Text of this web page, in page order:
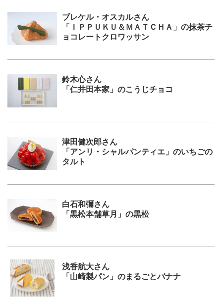
ブレケル・オスカルさん
「ＩＰＰＵＫＵ＆ＭＡＴＣＨＡ」の抹茶チ
ョコレートクロワッサン
鈴木心さん
「仁井田本家」のこうじチョコ
津田健次郎さん
「アンリ・シャルパンティエ」のいちごの
タルト
白石和彌さん
「黒松本舗草月」の黒松
浅香航大さん
「山崎製パン」のまるごとバナナ